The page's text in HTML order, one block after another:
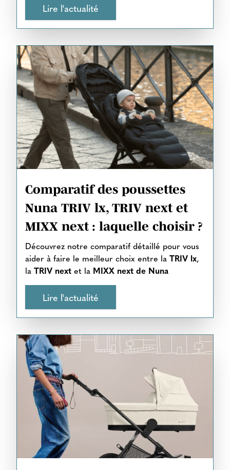
Lire l'actualité
Comparatif des poussettes
Nuna TRIV lx, TRIV next et
MIXX next : laquelle choisir ?
Découvrez notre comparatif détaillé pour vous
aider à faire le meilleur choix entre la TRIV lx,
la TRIV next et la MIXX next de Nuna
Lire l'actualité